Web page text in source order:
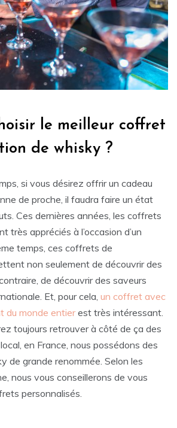
le meilleur coffret
de whisky ?
si vous désirez offrir un cadeau
de proche, il faudra faire un état
Ces dernières années, les coffrets
très appréciés à l’occasion d’un
temps, ces coffrets de
non seulement de découvrir des
de découvrir des saveurs
Et, pour cela, un coffret avec
du monde entierest très intéressant.
toujours retrouver à côté de ça des
en France, nous possédons des
de grande renommée. Selon les
nous vous conseillerons de vous
personnalisés.